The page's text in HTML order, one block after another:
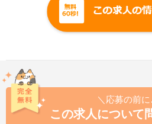
＼応募の前
この求人について